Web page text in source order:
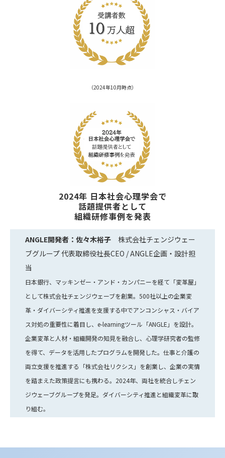
（2024年10月時点）
2024年 日本社会心理学会で
話題提供者として
組織研修事例を発表
ANGLE開発者：佐々木裕子 株式会社チェンジウェー
ブグループ 代表取締役社長CEO / ANGLE企画・設計担
当
日本銀行、マッキンゼー・アンド・カンパニーを経て「変革屋」
として株式会社チェンジウェーブを創業。500社以上の企業変
革・ダイバーシティ推進を支援する中でアンコンシャス・バイア
ス対処の重要性に着目し、e-learningツール「ANGLE」を設計。
企業変革と人材・組織開発の知見を融合し、心理学研究者の監修
を得て、データを活用したプログラムを開発した。仕事と介護の
両立支援を推進する「株式会社リクシス」を創業し、企業の実情
を踏まえた政策提言にも携わる。2024年、両社を統合しチェン
ジウェーブグループを発足。ダイバーシティ推進と組織変革に取
り組む。